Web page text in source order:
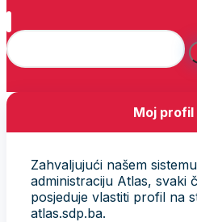
Moj profil
Zahvaljujući našem
administraciju Atlas, svaki
posjeduje vlastiti profil na
atlas.sdp.ba.